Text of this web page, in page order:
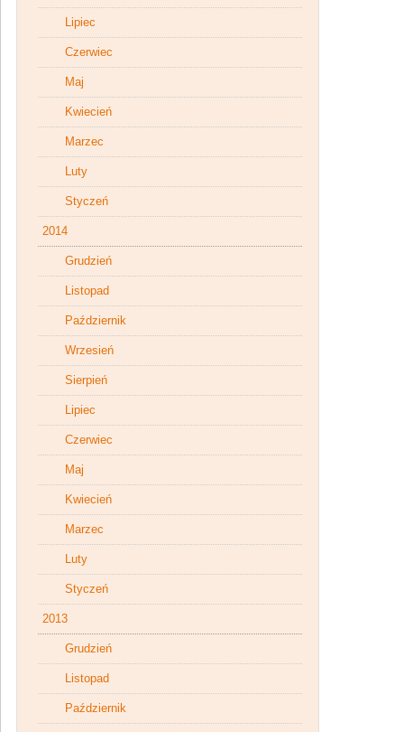
Lipiec
Czerwiec
Maj
Kwiecień
Marzec
Luty
Styczeń
2014
Grudzień
Listopad
Październik
Wrzesień
Sierpień
Lipiec
Czerwiec
Maj
Kwiecień
Marzec
Luty
Styczeń
2013
Grudzień
Listopad
Październik